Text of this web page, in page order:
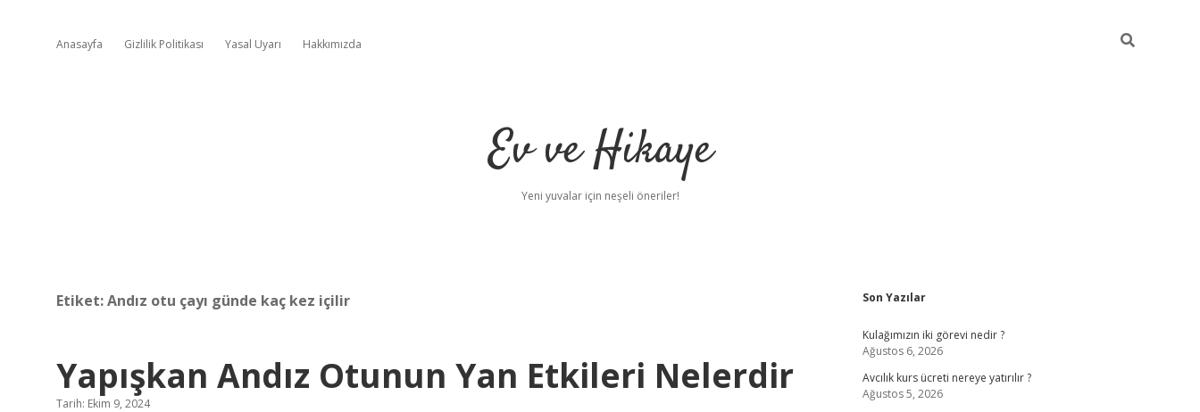
Anasayfa Gizlilik Politikası Yasal Uyarı Hakkımızda
Ev ve Hikaye
Yeni yuvalar için neşeli öneriler!
Etiket:Andız otu çayı günde kaç kez içilir
Yapışkan Andız Otunun Yan Etkileri Nelerdir
Tarih: Ekim 9, 2024
Sidebar
Son Yazılar
Kulağımızın iki görevi nedir ?
Ağustos 6, 2026
Avcılık kurs ücreti nereye yatırılır ?
Ağustos 5, 2026